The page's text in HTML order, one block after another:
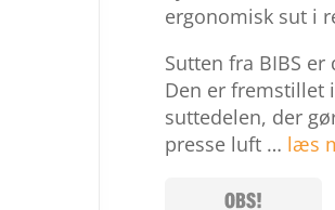
baseret
på
mmelser
ergonomisk sut i
Sutten fra BIBS
Den er fremstillet
suttedelen, der
presse luft … læs